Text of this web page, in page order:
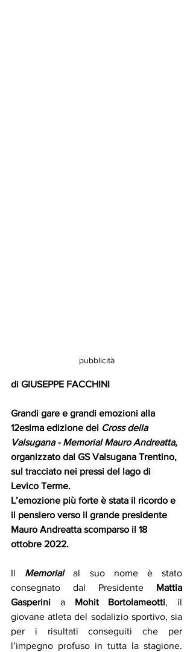
pubblicità
di GIUSEPPE FACCHINI
Grandi gare e grandi emozioni alla
12esima edizione del Cross della
Valsugana - Memorial Mauro Andreatta,
organizzato dal GS Valsugana Trentino,
sul tracciato nei pressi del lago di
Levico Terme.
L’emozione più forte è stata il ricordo e
il pensiero verso il grande presidente
Mauro Andreatta scomparso il 18
ottobre 2022.
Il Memorial al suo nome è stato
consegnato dal Presidente Mattia
Gasperini a Mohit Bortolameotti, il
giovane atleta del sodalizio sportivo, sia
per i risultati conseguiti che per
l’impegno profuso in tutta la stagione.